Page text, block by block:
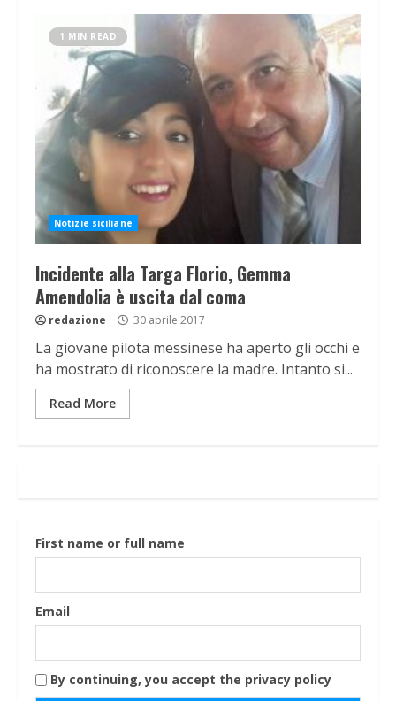
1 MIN READ
Notizie siciliane
Incidente alla Targa Florio, Gemma
Amendolia è uscita dal coma
redazione 30 aprile 2017
La giovane pilota messinese ha aperto gli occhi e
ha mostrato di riconoscere la madre. Intanto si...
Read More
First name or full name
Email
By continuing, you accept the privacy policy